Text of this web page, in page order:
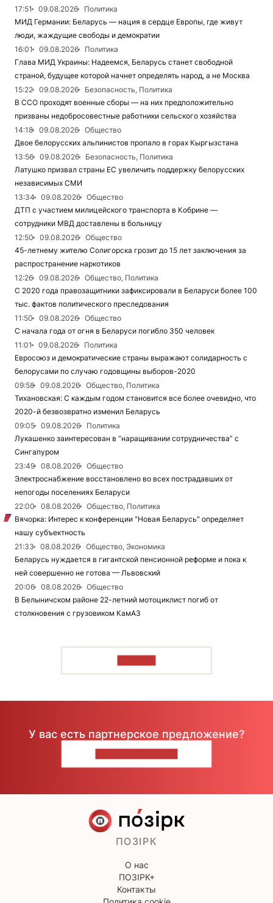
17:51 09.08.2026
Политика
МИД Германии: Беларусь — нация в сердце Европы, где живут
люди, жаждущие свободы и демократии
16:01
09.08.2026
Политика
Глава МИД Украины: Надеемся, Беларусь станет свободной
страной, будущее которой начнет определять народ, а не Москва
15:22
09.08.2026
Безопасность, Политика
В ССО проходят военные сборы — на них предположительно
призваны недобросовестные работники сельского хозяйства
14:18
09.08.2026
Общество
Двое белорусских альпинистов пропало в горах Кыргызстана
13:56
09.08.2026
Безопасность, Политика
Латушко призвал страны ЕС увеличить поддержку белорусских
независимых СМИ
13:34
09.08.2026
Общество
ДТП с участием милицейского транспорта в Кобрине —
сотрудники МВД доставлены в больницу
12:50
09.08.2026
Общество
45-летнему жителю Солигорска грозит до 15 лет заключения за
распространение наркотиков
12:26
09.08.2026
Общество, Политика
С 2020 года правозащитники зафиксировали в Беларуси более 100
тыс. фактов политического преследования
11:50
09.08.2026
Общество
С начала года от огня в Беларуси погибло 350 человек
11:01
09.08.2026
Политика
Евросоюз и демократические страны выражают солидарность с
белорусами по случаю годовщины выборов-2020
09:58
09.08.2026
Общество, Политика
Тихановская: С каждым годом становится все более очевидно, что
2020-й безвозвратно изменил Беларусь
09:05
09.08.2026
Политика
Лукашенко заинтересован в “наращивании сотрудничества” с
Сингапуром
23:49
08.08.2026
Общество
Электроснабжение восстановлено во всех пострадавших от
непогоды поселениях Беларуси
22:00
08.08.2026
Общество, Политика
Вячорка: Интерес к конференции "Новая Беларусь" определяет
нашу субъектность
21:33
08.08.2026
Общество, Экономика
Беларусь нуждается в гигантской пенсионной реформе и пока к
ней совершенно не готова — Львовский
20:06
08.08.2026
Общество
В Белыничском районе 22-летний мотоциклист погиб от
столкновения с грузовиком КамАЗ
У вас есть партнерское предложение?
ПОЗІРК
О нас
ПОЗІРК+
Контакты